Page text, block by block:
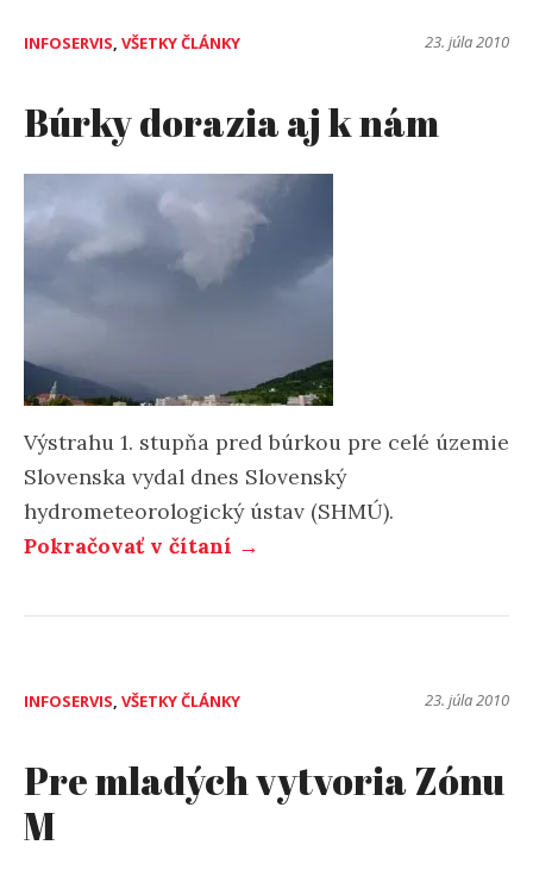
INFOSERVIS, VŠETKY ČLÁNKY 23. júla 2010
Búrky dorazia aj k nám
Výstrahu 1. stupňa pred búrkou pre celé územie
Slovenska vydal dnes Slovenský
hydrometeorologický ústav (SHMÚ).
Pokračovať v čítaní „Búrky
aj
→
INFOSERVIS, VŠETKY ČLÁNKY 23. júla 2010
Pre mladých vytvoria Zónu
M